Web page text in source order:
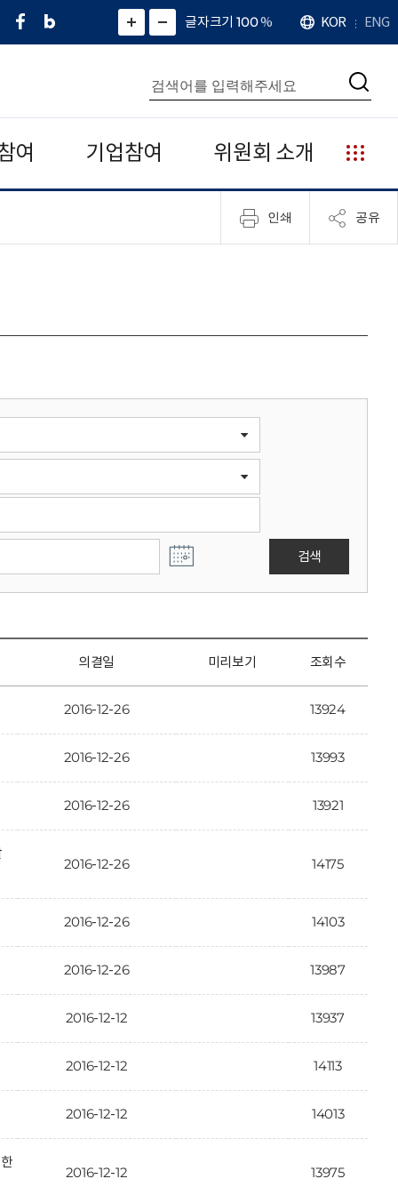
페
네
그
)
화
면
면
소
확
대
치
글자크기 100%
언
어
KOR ENG
통
합
검
색
검
여 기업참여 위원회 소개
누
리
집
안
인쇄 공유
검색
의결일 미리보기 조회수
2016-12-26 13924
2016-12-26 13993
2016-12-26 13921
2016-12-26 14175
2016-12-26 14103
2016-12-26 13987
2016-12-12 13937
2016-12-12 14113
2016-12-12 14013
2016-12-12 13975